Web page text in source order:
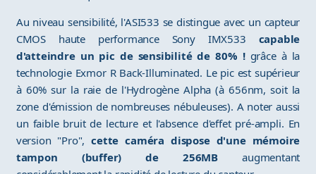
Au niveau sensibilité, l'ASI533 se distingue avec un capteur
CMOS haute performance Sony IMX533 capable
d'atteindre un pic de sensibilité de 80% !grâce à la
technologie Exmor R Back-Illuminated. Le pic est supérieur
à 60% sur la raie de l'Hydrogène Alpha (à 656nm, soit la
zone d'émission de nombreuses nébuleuses). A noter aussi
un faible bruit de lecture et l'absence d'effet pré-ampli. En
version "Pro",cette caméra dispose d'une mémoire
tampon (buffer) de 256MB augmentant